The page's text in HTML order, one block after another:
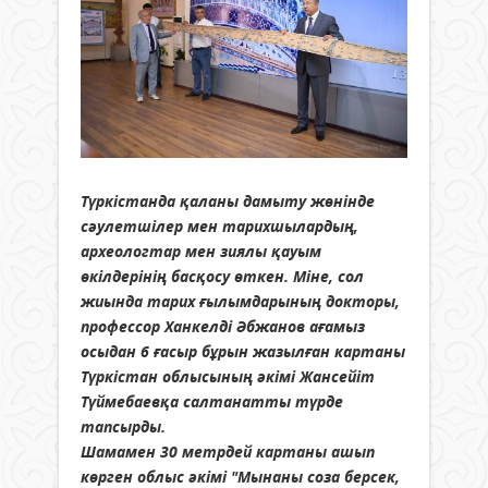
Түркістанда қаланы дамыту жөнінде
сәулетшілер мен тарихшылардың,
археологтар мен зиялы қауым
өкілдерінің басқосу өткен. Міне, сол
жиында тарих ғылымдарының докторы,
профессор Ханкелді Әбжанов ағамыз
осыдан 6 ғасыр бұрын жазылған картаны
Түркістан облысының әкімі Жансейіт
Түймебаевқа салтанатты түрде
тапсырды.
Шамамен 30 метрдей картаны ашып
көрген облыс әкімі "Мынаны соза берсек,